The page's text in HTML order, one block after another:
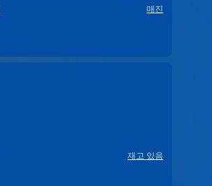
매진
재고 있음